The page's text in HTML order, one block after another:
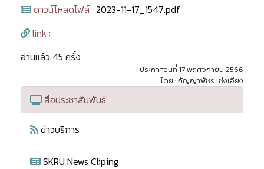
ดาวน์โหลดไฟล์ : 2023-11-17_1547.pdf
link :
อ่านแล้ว 45 ครั้ง
ประกาศวันที่ 17 พฤศจิกายน 2566
โดย : กัญญาพัชร เซ่งเอียง
สื่อประชาสัมพันธ์
ข่าวบริการ
SKRU News Cliping